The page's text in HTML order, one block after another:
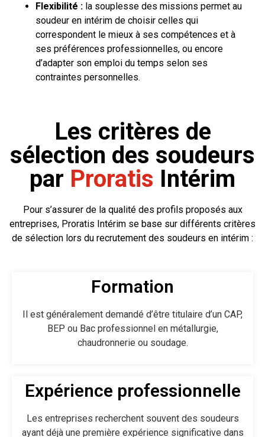
Flexibilité : la souplesse des missions permet au
soudeur en intérim de choisir celles qui
correspondent le mieux à ses compétences et à
ses préférences professionnelles, ou encore
d’adapter son emploi du temps selon ses
contraintes personnelles.
Les critères de
sélection des soudeurs
par Proratis Intérim
Pour s’assurer de la qualité des profils proposés aux
entreprises, Proratis Intérim se base sur différents critères
de sélection lors du recrutement des soudeurs en intérim :
Formation
Il est généralement demandé d’être titulaire d’un CAP,
BEP ou Bac professionnel en métallurgie,
chaudronnerie ou soudage.
Expérience professionnelle
Les entreprises recherchent souvent des soudeurs
ayant déjà une première expérience significative dans